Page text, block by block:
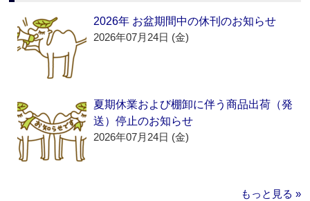
2026年 お盆期間中の休刊のお知らせ
2026年07月24日 (金)
夏期休業および棚卸に伴う商品出荷（発
送）停止のお知らせ
2026年07月24日 (金)
もっと見る »